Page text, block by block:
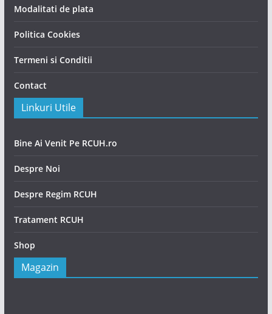
Modalitati de plata
Politica Cookies
Termeni si Conditii
Contact
Linkuri Utile
Bine Ai Venit Pe RCUH.ro
Despre Noi
Despre Regim RCUH
Tratament RCUH
Shop
Magazin